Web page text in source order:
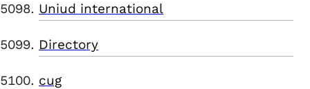
Uniud international
Directory
cug